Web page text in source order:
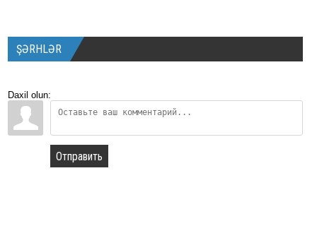
ŞƏRHLƏR
Daxil olun:
Отправить